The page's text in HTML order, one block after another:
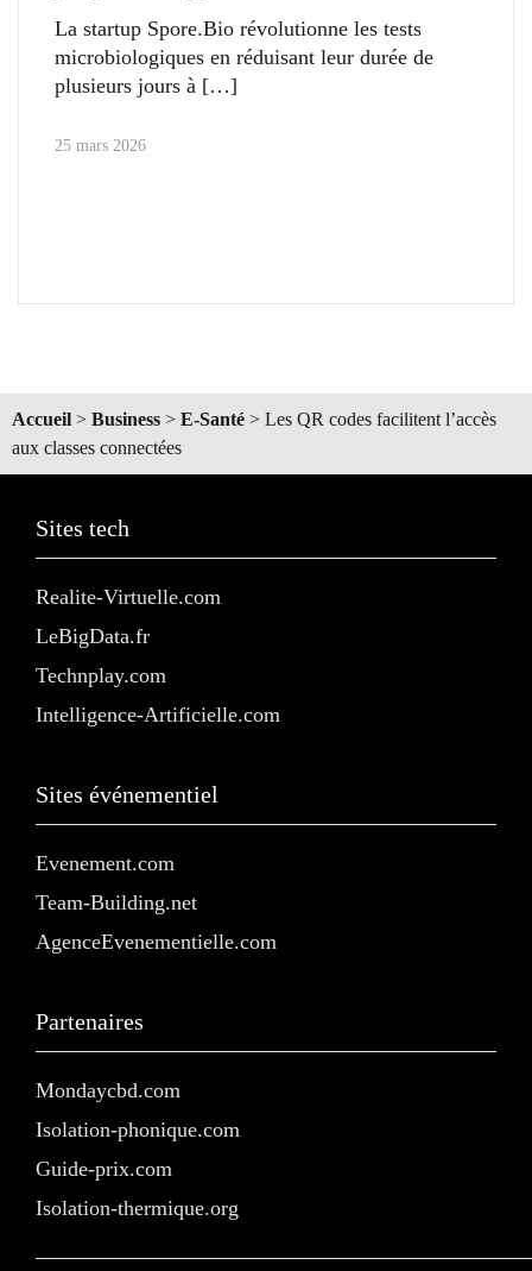
La startup Spore.Bio révolutionne les tests
microbiologiques en réduisant leur durée de
plusieurs jours à
25 mars 2026
Accueil > Business > E-Santé > Les QR codes facilitent l’accès
aux classes connectées
Sites tech
Realite-Virtuelle.com
LeBigData.fr
Technplay.com
Intelligence-Artificielle.com
Sites événementiel
Evenement.com
Team-Building.net
AgenceEvenementielle.com
Partenaires
Mondaycbd.com
Isolation-phonique.com
Guide-prix.com
Isolation-thermique.org